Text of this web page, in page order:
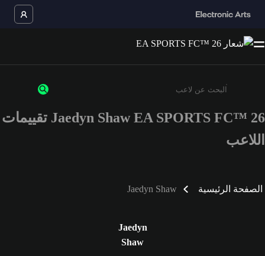
أدخل 3 أحرف أو أرقام على الأقل
Jaedyn Shaw EA SPORTS FC™ 26 تقييمات
اللاعب
الصفحة الرئيسية Jaedyn Shaw
Jaedyn
Shaw